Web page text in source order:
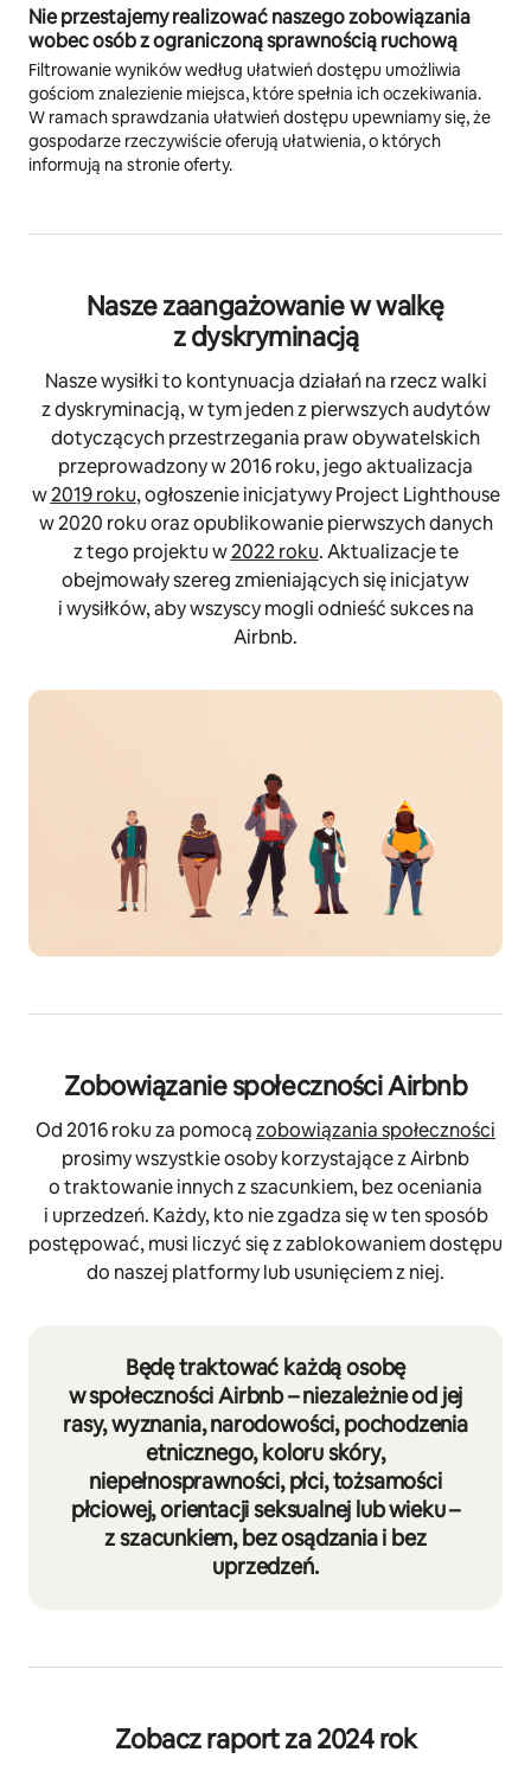
Nie przestajemy realizować naszego zobowiązania
wobec osób z ograniczoną sprawnością ruchową
Filtrowanie wyników według ułatwień dostępu umożliwia
gościom znalezienie miejsca, które spełnia ich oczekiwania.
W ramach sprawdzania ułatwień dostępu upewniamy się, że
gospodarze rzeczywiście oferują ułatwienia, o których
informują na stronie oferty.
Nasze zaangażowanie w walkę
z dyskryminacją
Nasze wysiłki to kontynuacja działań na rzecz walki
z dyskryminacją, w tym jeden z pierwszych audytów
dotyczących przestrzegania praw obywatelskich
przeprowadzony w 2016 roku, jego aktualizacja
w2019 roku, ogłoszenie inicjatywy Project Lighthouse
w 2020 roku oraz opublikowanie pierwszych danych
z tego projektu w2022 roku. Aktualizacje te
obejmowały szereg zmieniających się inicjatyw
i wysiłków, aby wszyscy mogli odnieść sukces na
Airbnb.
Zobowiązanie społeczności Airbnb
Od 2016 roku za pomocązobowiązania społeczności
prosimy wszystkie osoby korzystające z Airbnb
o traktowanie innych z szacunkiem, bez oceniania
i uprzedzeń. Każdy, kto nie zgadza się w ten sposób
postępować, musi liczyć się z zablokowaniem dostępu
do naszej platformy lub usunięciem z niej.
Będę traktować każdą osobę
w społeczności Airbnb – niezależnie od jej
rasy, wyznania, narodowości, pochodzenia
etnicznego, koloru skóry,
niepełnosprawności, płci, tożsamości
płciowej, orientacji seksualnej lub wieku –
z szacunkiem, bez osądzania i bez
uprzedzeń.
Zobacz raport za 2024 rok